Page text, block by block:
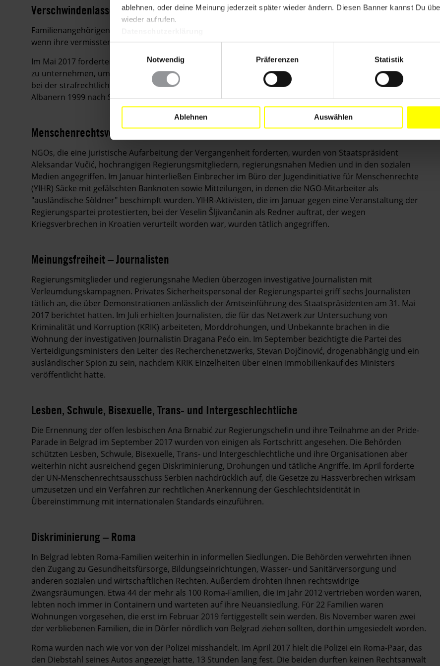
ablehnen, oder deine Meinung jederzeit später wieder ändern. Diesen Banner kannst Du
wieder aufrufen.
Notwendig
Präferenzen Statistik
Ablehnen Auswählen
Verschwindenlassen
Familienangehörigen von "Verschwundenen" wurde die Anerkennung als zivile Kriegsopfer verweigert,
wenn ihre vermissten Angehörigen außerhalb Serbiens gestorben waren.
Im Mai 2017 forderten Angehörige vermisster Kosovo-Serben die Regierung auf, erhöhte Anstrengungen
zu unternehmen, um die sterblichen Überreste der Vermissten zu bergen. Es gab keinerlei Fortschritte
bei der strafrechtlichen Verfolgung derjenigen, die dafür verantwortlich waren, dass Leichen von Kosovo-
Albanern 1999 nach Serbien gebracht und dort in Massengräbern verscharrt wurden.
Menschenrechtsverteidiger
NGOs, die eine juristische Aufarbeitung der Vergangenheit forderten, wurden von Staatspräsident
Aleksandar Vučić, hochrangigen Regierungsmitgliedern, regierungsnahen Medien und in den sozialen
Medien angegriffen. Im Januar hinterließen Einbrecher im Büro der Jugendinitiative für Menschenrechte
(YIHR) Säcke mit gefälschten Banknoten sowie Mitteilungen, in denen die NGO-Mitarbeiter als
"ausländische Söldner" beschimpft wurden. YIHR-Aktivisten, die im Januar gegen eine Veranstaltung der
Regierungspartei protestierten, bei der Veselin Šljivančanin als Redner auftrat, der wegen
Kriegsverbrechen in Kroatien verurteilt worden war, wurden tätlich angegriffen.
Meinungsfreiheit – Journalisten
Regierungsmitglieder und regierungsnahe Medien überzogen investigative Journalisten mit
Verleumdungskampagnen. Privates Sicherheitspersonal der Regierungspartei griff sechs Journalisten
tätlich an, die über Demonstrationen anlässlich der Amtseinführung des Staatspräsidenten am 31. Mai
2017 berichtet hatten. Im Juli erhielten Journalisten, die für das Netzwerk zur Untersuchung von
Kriminalität und Korruption (KRIK) arbeiteten, Morddrohungen, und Unbekannte brachen in die
Wohnung der investigativen Journalistin Dragana Pećo ein. Im September bezichtigte die Partei des
Verteidigungsministers den Leiter des Recherchenetzwerks, Stevan Dojčinović, drogenabhängig und ein
ausländischer Spion zu sein, nachdem KRIK Einzelheiten über einen Immobilienkauf des Ministers
veröffentlicht hatte.
Lesben, Schwule, Bisexuelle, Trans- und Intergeschlechtliche
Die Ernennung der offen lesbischen Ana Brnabić zur Regierungschefin und ihre Teilnahme an der Pride-
Parade in Belgrad im September 2017 wurden von einigen als Fortschritt angesehen. Die Behörden
schützten Lesben, Schwule, Bisexuelle, Trans- und Intergeschlechtliche und ihre Organisationen aber
weiterhin nicht ausreichend gegen Diskriminierung, Drohungen und tätliche Angriffe. Im April forderte
der UN-Menschenrechtsausschuss Serbien nachdrücklich auf, die Gesetze zu Hassverbrechen wirksam
umzusetzen und ein Verfahren zur rechtlichen Anerkennung der Geschlechtsidentität in
Übereinstimmung mit internationalen Standards einzuführen.
Diskriminierung – Roma
In Belgrad lebten Roma-Familien weiterhin in informellen Siedlungen. Die Behörden verwehrten ihnen
den Zugang zu Gesundheitsfürsorge, Bildungseinrichtungen, Wasser- und Sanitärversorgung und
anderen sozialen und wirtschaftlichen Rechten. Außerdem drohten ihnen rechtswidrige
Zwangsräumungen. Etwa 44 der mehr als 100 Roma-Familien, die im Jahr 2012 vertrieben worden waren,
lebten noch immer in Containern und warteten auf ihre Neuansiedlung. Für 22 Familien waren
Wohnungen vorgesehen, die erst im Februar 2019 fertiggestellt sein werden. Bis November waren zwei
der verbliebenen Familien, die in Dörfer nördlich von Belgrad ziehen sollten, dorthin umgesiedelt worden.
Roma wurden nach wie vor von der Polizei misshandelt. Im April 2017 hielt die Polizei ein Roma-Paar, das
den Diebstahl seines Autos angezeigt hatte, 13 Stunden lang fest. Die beiden durften keinen Rechtsanwalt